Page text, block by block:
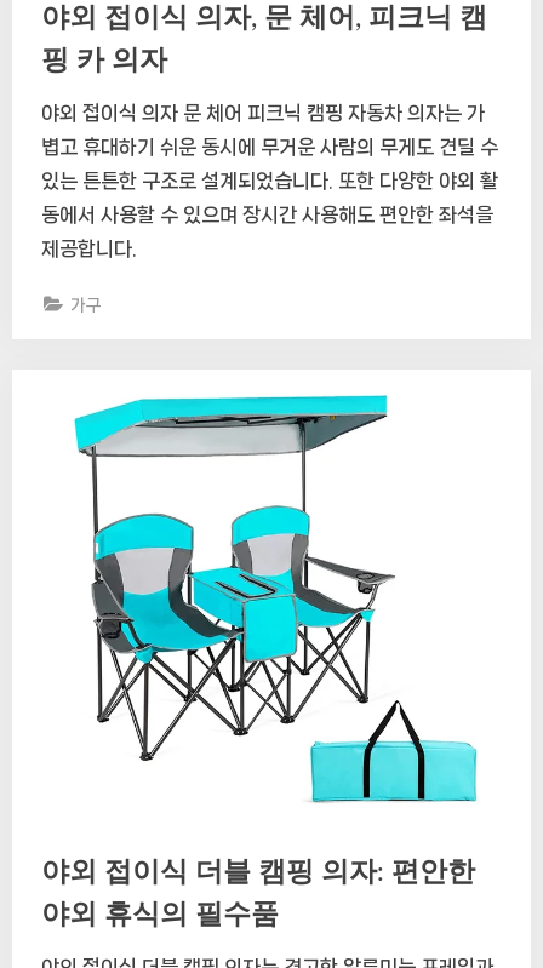
야외 접이식 의자, 문 체어, 피크닉 캠
핑 카 의자
야외 접이식 의자 문 체어 피크닉 캠핑 자동차 의자는 가
볍고 휴대하기 쉬운 동시에 무거운 사람의 무게도 견딜 수
있는 튼튼한 구조로 설계되었습니다. 또한 다양한 야외 활
동에서 사용할 수 있으며 장시간 사용해도 편안한 좌석을
제공합니다.
가구
야외 접이식 더블 캠핑 의자: 편안한
야외 휴식의 필수품